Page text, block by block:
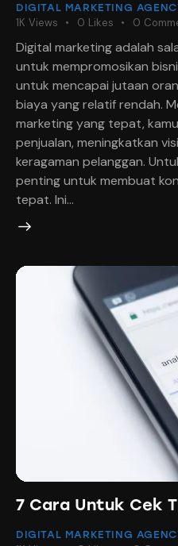
DIGITAL MARKETING
1K Views 0 Likes 0
Digital marketing adalah
untuk mempromosikan
untuk mencapai jutaan
biaya yang relatif rendah.
marketing yang tepat,
penjualan, meningkatkan
keragaman pelanggan.
penting untuk membuat
tepat. Ini…
7 Cara Untuk Cek
DIGITAL MARKETING